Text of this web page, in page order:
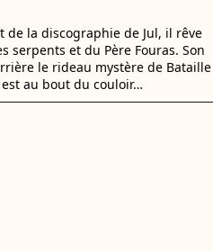
de la discographie de Jul, il rêve
serpents et du Père Fouras. Son
le rideau mystère de Bataille
au bout du couloir…